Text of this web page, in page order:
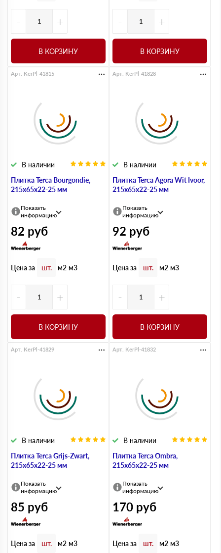
- +
В КОРЗИНУ
- +
В КОРЗИНУ
Плитка Terca Bourgondie,
215х65х22-25 мм
В наличии
Арт. KerPl-41815
Показать
информацию
82 руб
Цена за шт. м2 м3
- +
В КОРЗИНУ
Плитка Terca Agora Wit Ivoor,
215х65х22-25 мм
В наличии
Арт. KerPl-41828
Показать
информацию
92 руб
Цена за шт. м2 м3
- +
В КОРЗИНУ
Плитка Terca Grijs-Zwart,
215х65х22-25 мм
В наличии
Арт. KerPl-41829
Показать
информацию
85 руб
Цена за шт. м2 м3
Плитка Terca Ombra,
215х65х22-25 мм
В наличии
Арт. KerPl-41832
Показать
информацию
170 руб
Цена за шт. м2 м3